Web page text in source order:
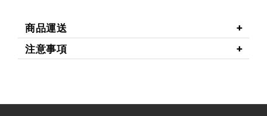
商品運送
注意事項